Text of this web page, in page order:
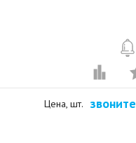
Цена, шт. звоните